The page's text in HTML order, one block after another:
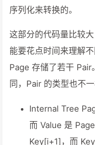
序列化来转换的。
这部分的代码量比较
能要花点时间来理解
Page 存储了若干
同，Pair 的类型也不一
Internal Tree
而 Value 是
Key[i+1]，而